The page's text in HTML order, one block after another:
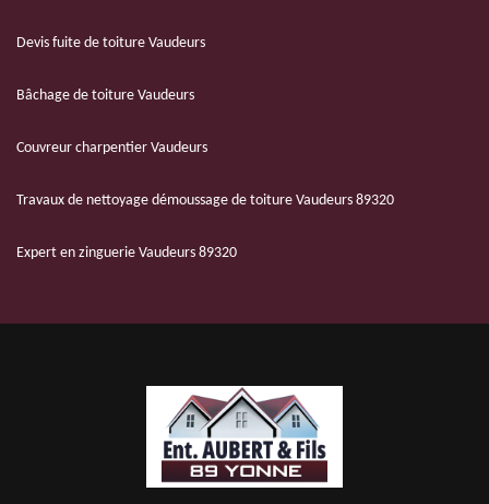
Devis fuite de toiture Vaudeurs
Bâchage de toiture Vaudeurs
Couvreur charpentier Vaudeurs
Travaux de nettoyage démoussage de toiture Vaudeurs 89320
Expert en zinguerie Vaudeurs 89320